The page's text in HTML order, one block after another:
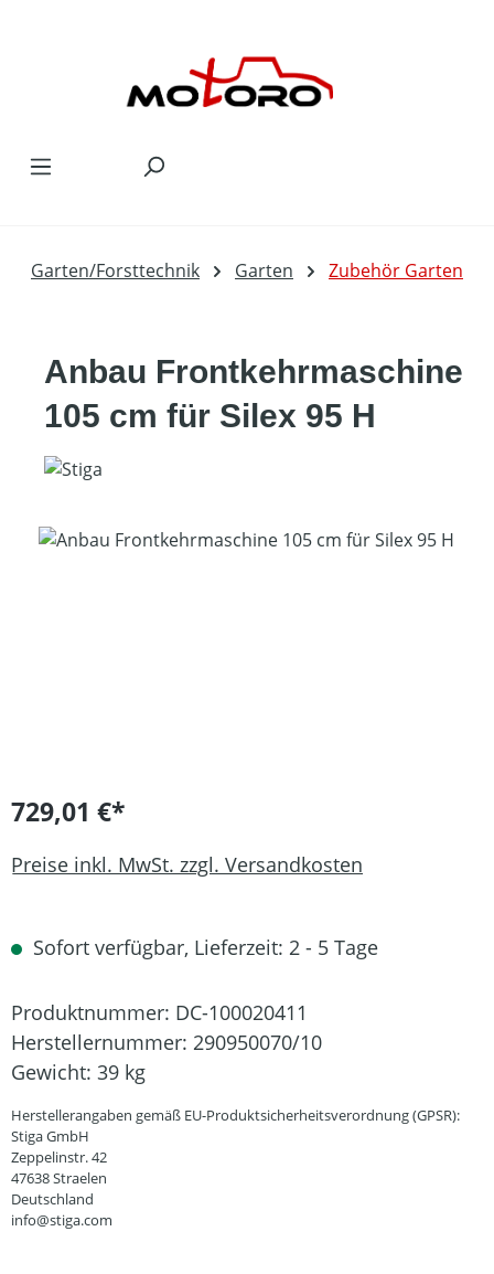
Garten/Forsttechnik Garten Zubehör Garten
Anbau Frontkehrmaschine
105 cm für Silex 95 H
Bildergalerie überspringen
729,01 €*
Preise inkl. MwSt. zzgl. Versandkosten
Sofort verfügbar, Lieferzeit: 2 - 5 Tage
Produktnummer: DC-100020411
Herstellernummer: 290950070/10
Gewicht: 39 kg
Herstellerangaben gemäß EU-Produktsicherheitsverordnung (GPSR):
Stiga GmbH
Zeppelinstr. 42
47638 Straelen
Deutschland
info@stiga.com